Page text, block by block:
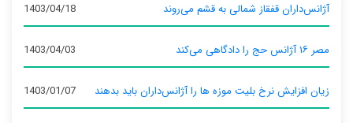
آژانس‌داران قفقاز شمالی به قشم می‌روند 1403/04/18
مصر ۱۶ آژانس حج را دادگاهی می‌کند 1403/04/03
زیان افزایش نرخ بلیت موزه ها را آژانس‌داران باید بدهند 1403/01/07